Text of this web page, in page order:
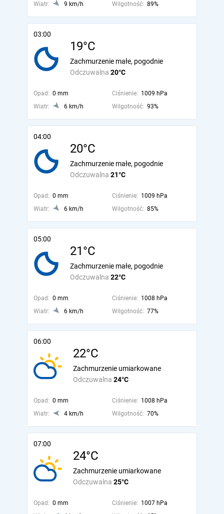
Wiatr:
9 km/h Wilgotność: 89%
03:00
19°C
Odczuwalna 20°C
Zachmurzenie małe, pogodnie
Opad: 0 mm Ciśnienie: 1009 hPa
Wiatr:
6 km/h Wilgotność: 93%
04:00
20°C
Odczuwalna 21°C
Zachmurzenie małe, pogodnie
Opad: 0 mm Ciśnienie: 1009 hPa
Wiatr:
6 km/h Wilgotność: 85%
05:00
21°C
Odczuwalna 22°C
Zachmurzenie małe, pogodnie
Opad: 0 mm Ciśnienie: 1008 hPa
Wiatr:
6 km/h Wilgotność: 77%
06:00
22°C
Odczuwalna 24°C
Zachmurzenie umiarkowane
Opad: 0 mm Ciśnienie: 1008 hPa
Wiatr:
4 km/h Wilgotność: 70%
07:00
24°C
Odczuwalna 25°C
Zachmurzenie umiarkowane
Opad: 0 mm Ciśnienie: 1007 hPa